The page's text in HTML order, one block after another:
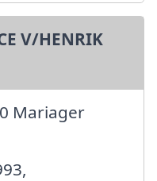
V/HENRIK
Mariager